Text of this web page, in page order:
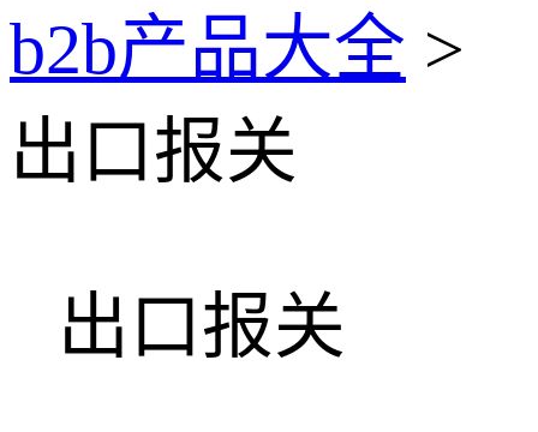
b2b产品大全 >
出口报关
出口报关